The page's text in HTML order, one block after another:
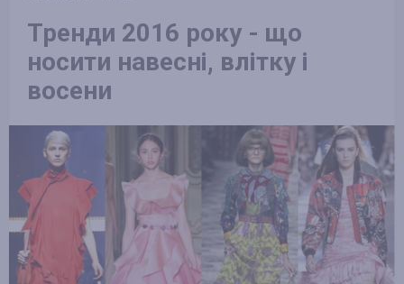
Тренди 2016 року - що
носити навесні, влітку і
восени